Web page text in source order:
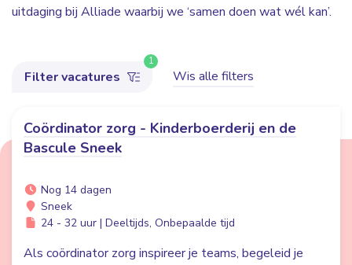
uitdaging bij Alliade waarbij we ‘samen doen wat wél kan’.
Filter vacatures
1
Wis alle filters
Coördinator zorg - Kinderboerderij en de
Bascule Sneek
Nog 14 dagen
Sneek
24 - 32 uur | Deeltijds, Onbepaalde tijd
Als coördinator zorg inspireer je teams, begeleid je